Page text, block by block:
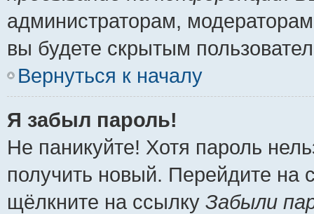
администраторам,
вы будете скрытым
Вернуться к началу
Я забыл пароль!
Не паникуйте! Хотя пароль
получить новый. Перейдите на
щёлкните на ссылку Забыли